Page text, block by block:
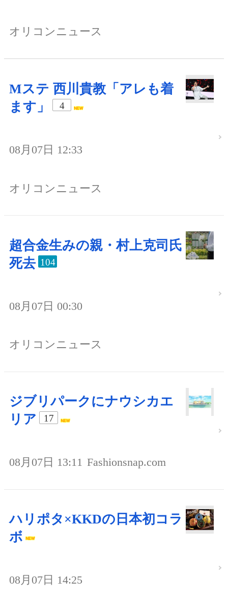
オリコンニュース
Mステ 西川貴教「アレも着
ます」
4
08月07日 12:33
オリコンニュース
超合金生みの親・村上克司氏
死去 104
08月07日 00:30
オリコンニュース
ジブリパークにナウシカエ
リア
17
08月07日 13:11 Fashionsnap.com
ハリポタ×KKDの日本初コラ
ボ
08月07日 14:25